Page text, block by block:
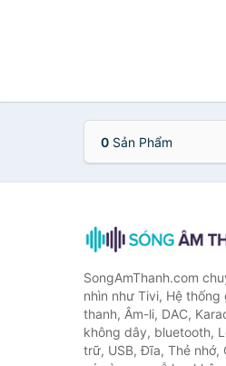
0 Sản Phẩm
SongAmThanh.com
nhìn như Tivi, Hệ thống
thanh, Âm-li, DAC,
không dây, bluetooth,
trữ, USB, Đĩa, Thẻ nhớ,